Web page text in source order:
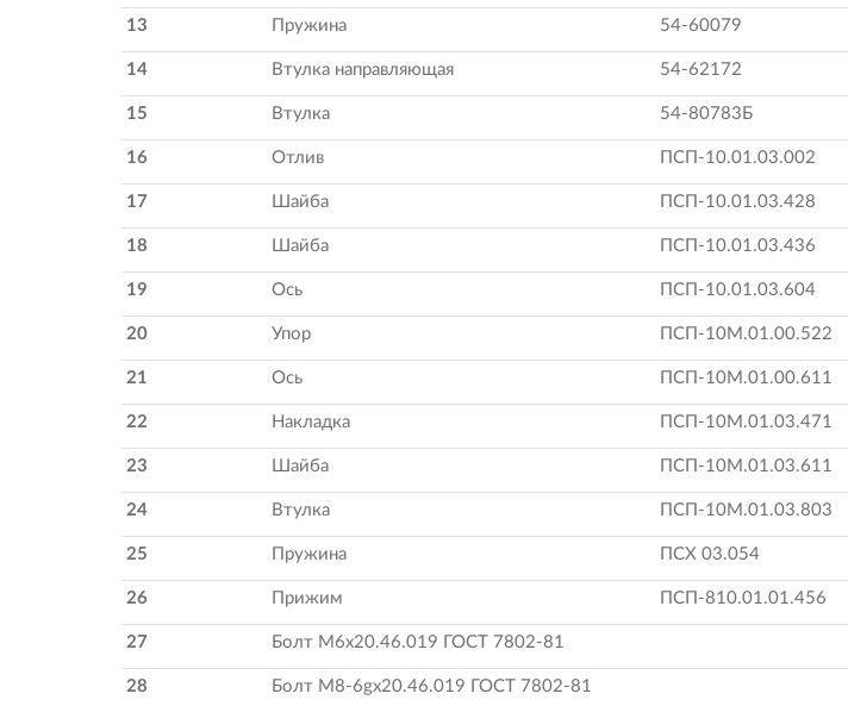
13 Пружина 54-60079
14 Втулка направляющая 54-62172
15 Втулка 54-80783Б
16 Отлив ПСП-10.01.03.002
17 Шайба ПСП-10.01.03.428
18 Шайба ПСП-10.01.03.436
19 Ось ПСП-10.01.03.604
20 Упор ПСП-10М.01.00.522
21 Ось ПСП-10М.01.00.611
22 Накладка ПСП-10М.01.03.471
23 Шайба ПСП-10М.01.03.611
24 Втулка ПСП-10М.01.03.803
25 Пружина ПСХ 03.054
26 Прижим ПСП-810.01.01.456
27 Болт М6х20.46.019 ГОСТ 7802-81
28 Болт М8-6gх20.46.019 ГОСТ 7802-81